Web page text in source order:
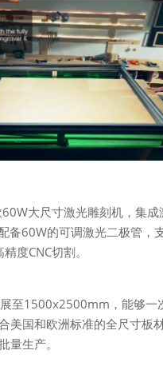
大尺寸激光雕刻机，集成
备60W的可调激光二极管，
度CNC切割。
至1500x2500mm，能够一
美国和欧洲标准的全尺寸板
量生产。